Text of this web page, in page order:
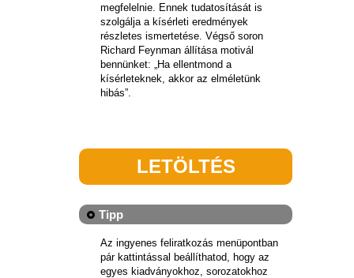
megfelelnie. Ennek tudatosítását is
szolgálja a kísérleti eredmények
részletes ismertetése. Végső soron
Richard Feynman állítása motivál
bennünket: „Ha ellentmond a
kísérleteknek, akkor az elméletünk
hibás”.
LETÖLTÉS
Tipp
Az ingyenes feliratkozás menüpontban
pár kattintással beállíthatod, hogy az
egyes kiadványokhoz, sorozatokhoz